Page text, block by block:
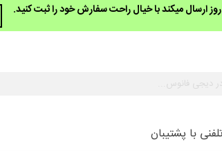
ارسال میکند با خیال راحت سفارش خود را ثبت کنید.
با پشتیبان